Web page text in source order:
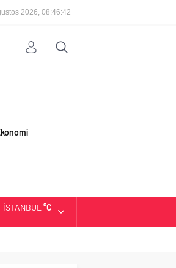
2026, 08:46:42
İSTANBUL °C